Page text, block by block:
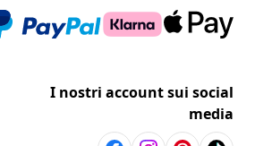
I nostri account sui social
media